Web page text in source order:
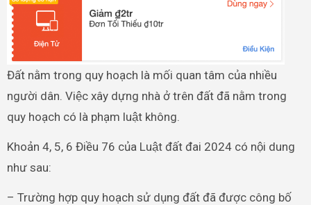
Đất nằm trong quy hoạch là mối quan tâm của nhiều
người dân. Việc xây dựng nhà ở trên đất đã nằm trong
quy hoạch có là phạm luật không.
Khoản 4, 5, 6 Điều 76 của Luật đất đai 2024 có nội dung
như sau:
– Trường hợp quy hoạch sử dụng đất đã được công bố